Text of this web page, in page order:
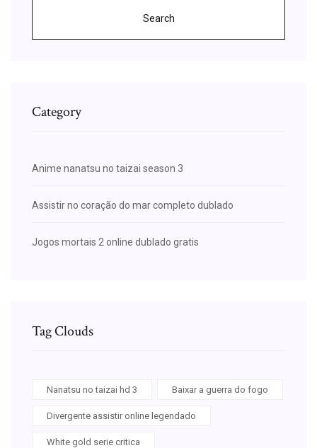
Search
Category
Anime nanatsu no taizai season 3
Assistir no coração do mar completo dublado
Jogos mortais 2 online dublado gratis
Tag Clouds
Nanatsu no taizai hd 3 Baixar a guerra do fogo
Divergente assistir online legendado
White gold serie critica